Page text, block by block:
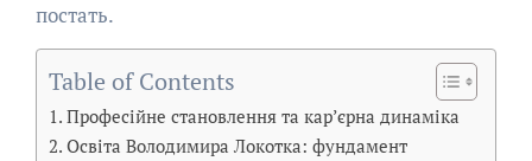
постать.
Table of Contents
Професійне становлення та кар’єрна динаміка
Освіта Володимира Локотка: фундамент